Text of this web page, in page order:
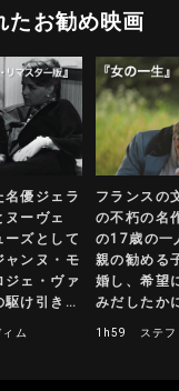
たお勧め映画
名優ジェラ
ヌーヴェ
ーズとして
ャンヌ・モ
ジェ・ヴァ
け引きを
ム
フランスの
の不朽の名
の17歳の一
親の勧める
婚し、希望
みだしたか
信じがたい
1h59 ステ